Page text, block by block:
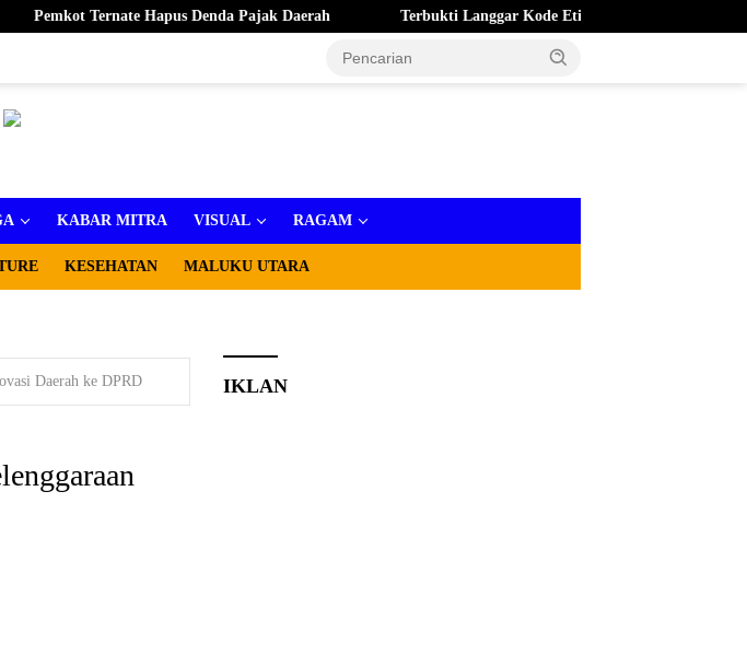
Ternate Hapus Denda Pajak Daerah Terbukti Langgar Kode Etik, BK DPRD Kota Ternate
KABAR MITRA VISUAL RAGAM
KESEHATAN MALUKU UTARA
Daerah ke DPRD IKLAN